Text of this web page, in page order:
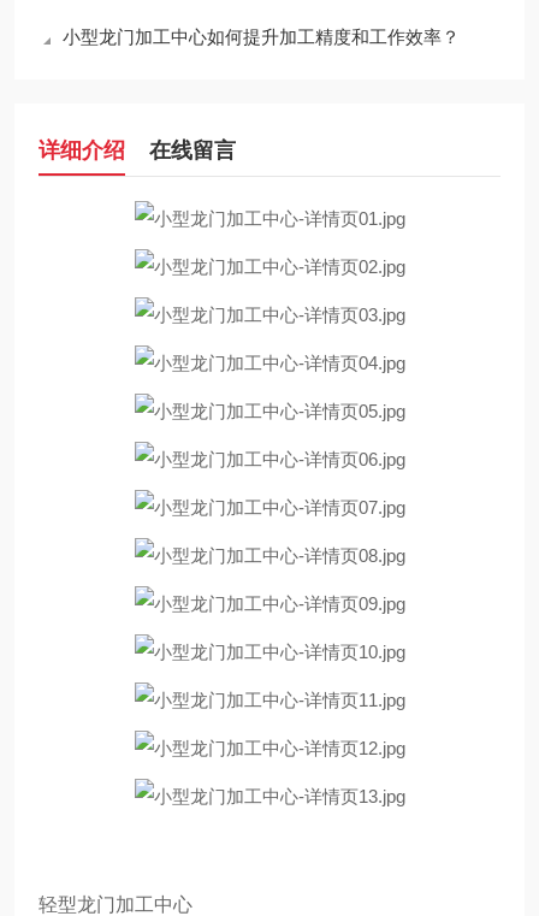
小型龙门加工中心如何提升加工精度和工作效率？
详细介绍 在线留言
轻型龙门加工中心